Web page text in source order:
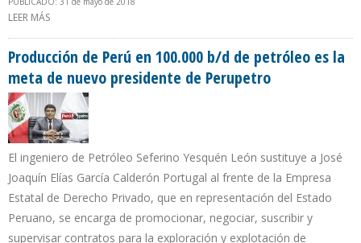
LEER MÁS
Producción de Perú en 100.000 b/d de petróleo es la
meta de nuevo presidente de Perupetro
El ingeniero de Petróleo Seferino Yesquén León sustituye a José
Joaquín Elías García Calderón Portugal al frente de la Empresa
Estatal de Derecho Privado, que en representación del Estado
Peruano, se encarga de promocionar, negociar, suscribir y
supervisar contratos para la exploración y explotación de